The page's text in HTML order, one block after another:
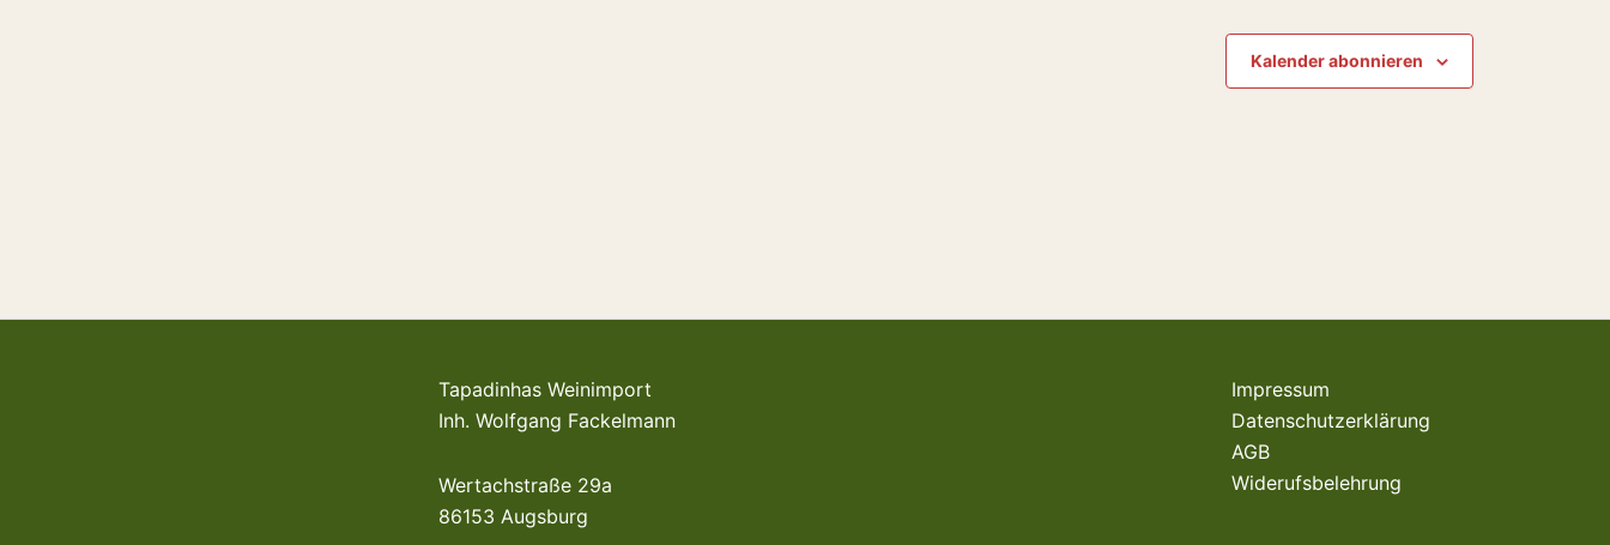
Kalender abonnieren
Tapadinhas Weinimport
Inh. Wolfgang Fackelmann
Wertachstraße 29a
86153 Augsburg
Impressum
Datenschutzerklärung
AGB
Widerufsbelehrung